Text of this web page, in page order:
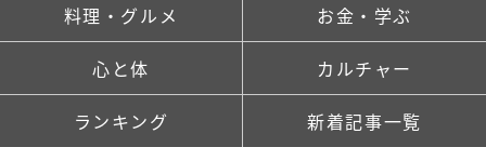
料理・グルメ お金・学ぶ
心と体 カルチャー
ランキング 新着記事一覧